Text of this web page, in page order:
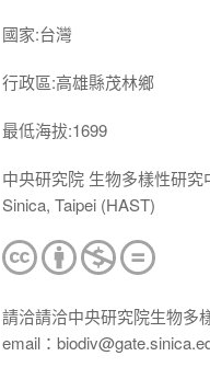
國家:台灣
行政區:高雄縣茂林鄉
最低海拔:1699
中央研究院 生物多樣性研
Sinica, Taipei (HAST)
請洽請洽中央研究院生物多
email：